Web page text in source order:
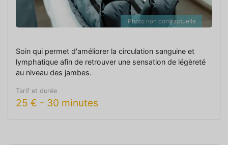
Photo non contractuelle
Soin qui permet d'améliorer la circulation sanguine et
lymphatique afin de retrouver une sensation de légèreté
au niveau des jambes.
Tarif et durée
25 € - 30 minutes